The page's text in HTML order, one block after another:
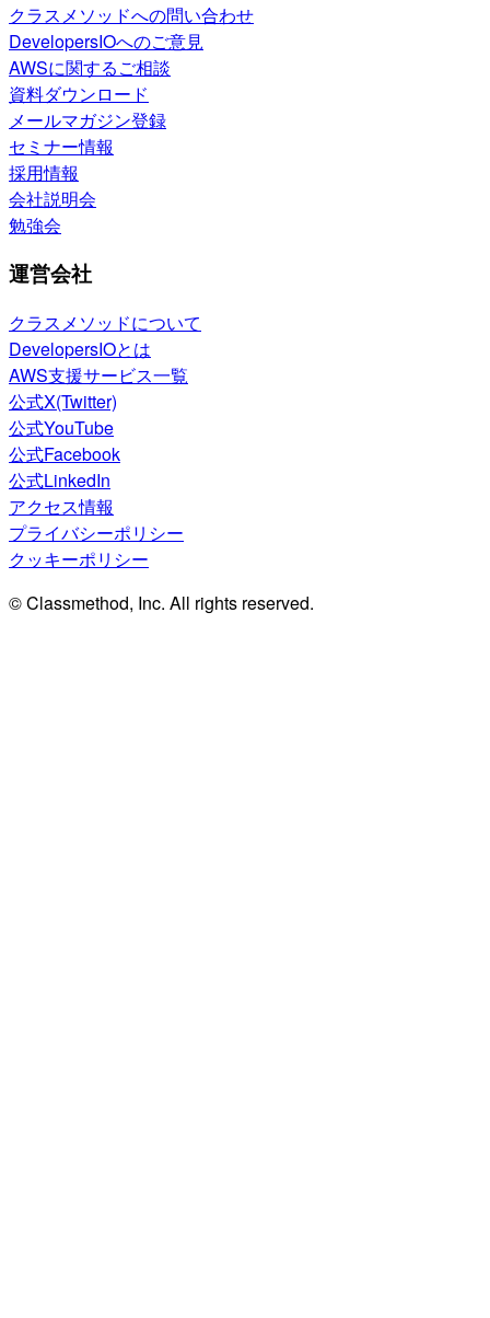
クラスメソッドへの問い合わせ
DevelopersIOへのご意見
AWSに関するご相談
資料ダウンロード
メールマガジン登録
セミナー情報
採用情報
会社説明会
勉強会
運営会社
クラスメソッドについて
DevelopersIOとは
AWS支援サービス一覧
公式X(Twitter)
公式YouTube
公式Facebook
公式LinkedIn
アクセス情報
プライバシーポリシー
クッキーポリシー
© Classmethod, Inc. All rights reserved.